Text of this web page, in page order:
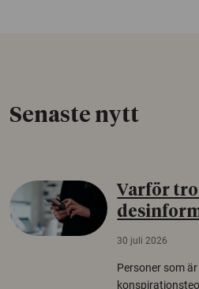
Senaste nytt
Varför
30 juli 2026
Personer som